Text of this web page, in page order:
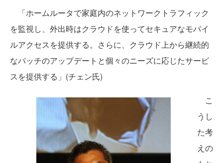
「ホームルータで家庭内のネットワークトラフィック
を監視し、外出時はクラウドを使ってセキュアなモバイ
ルアクセスを提供する。さらに、クラウド上から継続的
なパッチのアップデートと個々のニーズに応じたサービ
スを提供する」(チェン氏)
こ
うし
た考
えの